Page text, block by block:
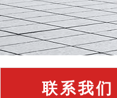
联系我们